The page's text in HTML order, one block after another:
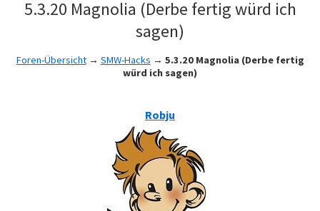
5.3.20 Magnolia (Derbe fertig würd ich
sagen)
Foren-Übersicht→ SMW-Hacks → 5.3.20 Magnolia (Derbe fertig
würd ich sagen)
Robju